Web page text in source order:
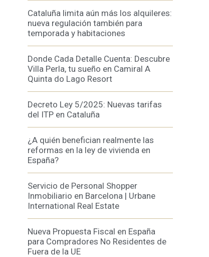
Cataluña limita aún más los alquileres:
nueva regulación también para
temporada y habitaciones
Donde Cada Detalle Cuenta: Descubre
Villa Perla, tu sueño en Camiral A
Quinta do Lago Resort
Decreto Ley 5/2025: Nuevas tarifas
del ITP en Cataluña
¿A quién benefician realmente las
reformas en la ley de vivienda en
España?
Servicio de Personal Shopper
Inmobiliario en Barcelona | Urbane
International Real Estate
Nueva Propuesta Fiscal en España
para Compradores No Residentes de
Fuera de la UE